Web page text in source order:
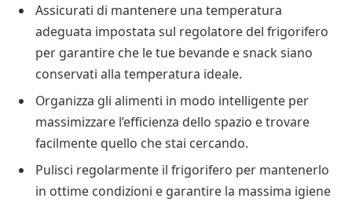
Assicurati di mantenere una temperatura
adeguata impostata sul regolatore del frigorifero
per garantire che le tue bevande e snack siano
conservati alla temperatura ideale.
Organizza gli alimenti in modo intelligente per
massimizzare l’efficienza dello spazio e trovare
facilmente quello che stai cercando.
Pulisci regolarmente il frigorifero per mantenerlo
in ottime condizioni e garantire la massima igiene